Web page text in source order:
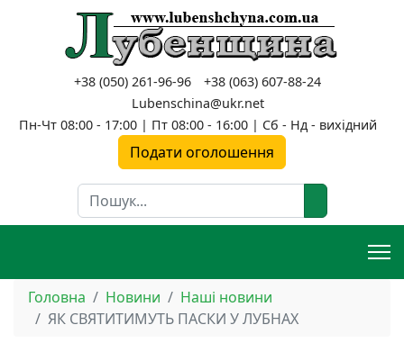
+38 (050) 261-96-96
+38 (063) 607-88-24
Lubenschina@ukr.net
Пн-Чт 08:00 - 17:00 | Пт 08:00 - 16:00 | Сб - Нд - вихідний
Подати оголошення
Пошук
Головна Новини
Наші новини
ЯК СВЯТИТИМУТЬ ПАСКИ У ЛУБНАХ